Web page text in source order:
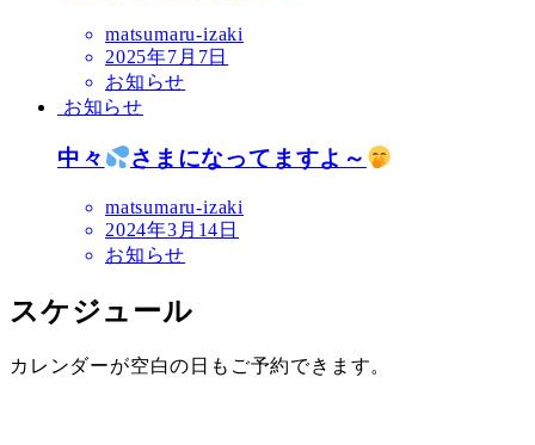
matsumaru-izaki
2025年7月7日
お知らせ
お知らせ
中々 さまになってますよ～
matsumaru-izaki
2024年3月14日
お知らせ
スケジュール
カレンダーが空白の日もご予約できます。